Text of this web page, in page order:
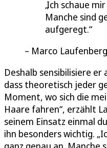
Ich schaue
Manche sind
aufgeregt.
Marco
Deshalb sensibilisiere er
dass theoretisch jeder
Moment, wo sich die
Haare fahren“, erzählt
seinem Einsatz einmal
ihn besonders wichtig.